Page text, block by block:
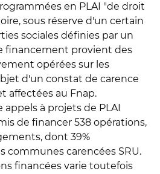
en PLAI "de droit
sous réserve d'un certain
sociales définies par un
financement provient des
opérées sur les
d'un constat de carence
affectées au Fnap.
appels à projets de PLAI
de financer 538 opérations,
dont 39%
communes carencées SRU.
financées varie toutefois